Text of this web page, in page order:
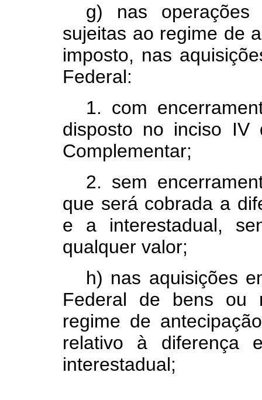
g) nas
sujeitas ao regime de
imposto, nas
Federal:
1. com
disposto no inciso
Complementar;
2. sem
que será cobrada a
e a interestadual,
qualquer valor;
h) nas aquisições
Federal de bens ou
regime de
relativo à diferença
interestadual;